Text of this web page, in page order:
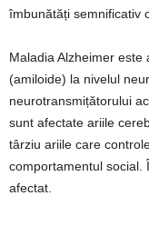
îmbunătăți semnificativ
Maladia Alzheimer
(amiloide) la nivelul
neurotransmițătorului
sunt afectate ariile
târziu ariile care
comportamentul
afectat.